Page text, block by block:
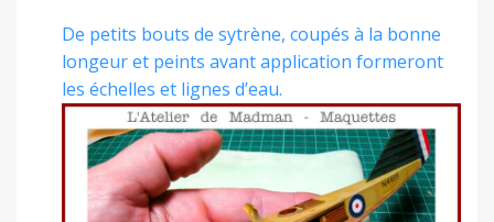
De petits bouts de sytrène, coupés à la bonne
longeur et peints avant application formeront
les échelles et lignes d’eau.